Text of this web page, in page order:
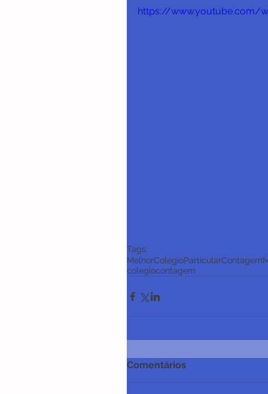
https://www.youtube.com/
Tags:
MelhorColegioParticularContagem
colegiocontagem
Comentários